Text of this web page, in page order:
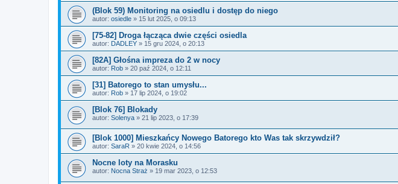
(Blok 59) Monitoring na osiedlu i dostęp do niego
autor: osiedle » 15 lut 2025, o 09:13
[75-82] Droga łącząca dwie części osiedla
autor: DADLEY » 15 gru 2024, o 20:13
[82A] Głośna impreza do 2 w nocy
autor: Rob » 20 paź 2024, o 12:11
[31] Batorego to stan umysłu...
autor: Rob » 17 lip 2024, o 19:02
[Blok 76] Blokady
autor: Solenya » 21 lip 2023, o 17:39
[Blok 1000] Mieszkańcy Nowego Batorego kto Was tak skrzywdził?
autor: SaraR » 20 kwie 2024, o 14:56
Nocne loty na Morasku
autor: Nocna Straż » 19 mar 2023, o 12:53